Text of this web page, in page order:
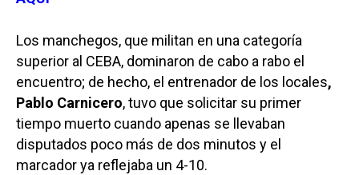
Los manchegos, que militan en una categoría
superior al CEBA, dominaron de cabo a rabo el
encuentro; de hecho, el entrenador de los locales,
Pablo Carnicero, tuvo que solicitar su primer
tiempo muerto cuando apenas se llevaban
disputados poco más de dos minutos y el
marcador ya reflejaba un 4-10.